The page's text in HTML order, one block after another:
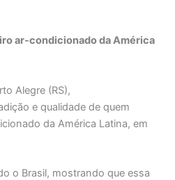
ar-condicionado da América
Alegre (RS),
e qualidade de quem
da América Latina, em
o Brasil, mostrando que essa